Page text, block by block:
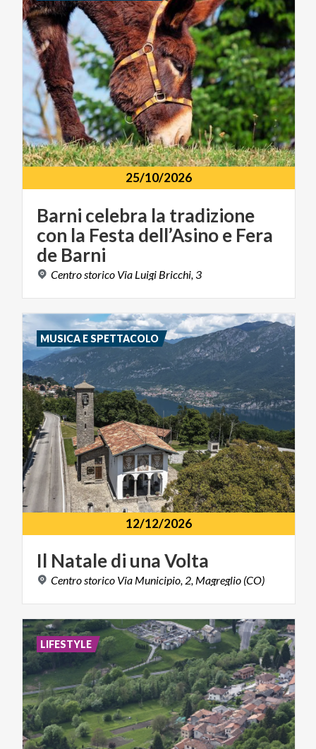
25/10/2026
Barni celebra la tradizione
con la Festa dell’Asino e Fera
de Barni
Centro storico Via Luigi Bricchi, 3
12/12/2026
Il Nataledi unaVolta
Centrostorico Via Municipio, 2, Magreglio (CO)
MUSICA E SPETTACOLO
LIFESTYLE